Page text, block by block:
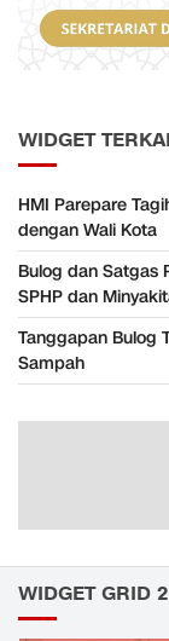
WIDGET
HMI Parepare
dengan Wali Kota
Bulog dan Satgas
SPHP dan
Tanggapan Bulog
Sampah
WIDGET GRID 2